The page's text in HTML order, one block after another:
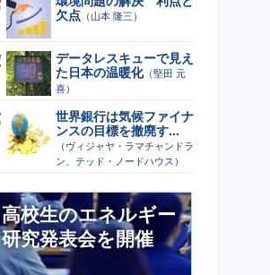
欠点 （山本 隆三 ）
データレスキューで見え
た日本の温暖化（堅田 元
喜）
世界銀行は気候ファイナ
ンスの目標を撤廃す...
（ ヴィジャヤ・ラマチャンドラ
ン、テッド・ノードハウス ）
高校生のエネルギー
研究発表会を開催